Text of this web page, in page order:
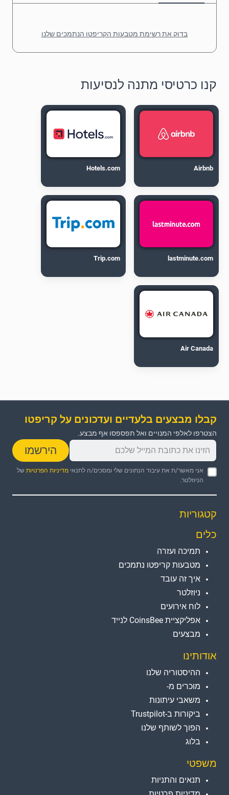
בדוק את רשימת מטבעות הקריפטו הנתמכים שלנו
קנו כרטיסי מתנה לנסיעות
Airbnb
Hotels.com
lastminute.com
Trip.com
Air Canada
קבלו מבצעים בלעדיים ועדכונים על קריפטו
הצטרפו לאלפי המנויים ואל תפספסו אף מבצע.
הירשמו
אני מאשר/ת את עיבוד הנתונים שלי ומסכים/ה לתנאימדיניות הפרטיות של
הניוזלטר.
קטגוריות
כלים
תמיכה ועזרה
מטבעות קריפטו נתמכים
איך זה עובד
ניוזלטר
לוח אירועים
אפליקציית CoinsBee לנייד
מבצעים
אודותינו
ההיסטוריה שלנו
מוכרים מ-
משאבי עיתונות
ביקורות ב-Trustpilot
הפוך לשותף שלנו
בלוג
משפטי
תנאים והתניות